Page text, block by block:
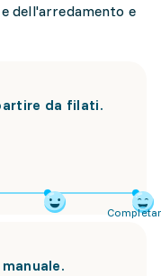
dell'arredamento e
da filati.